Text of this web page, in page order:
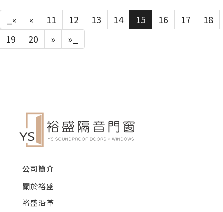
_« « 11 12 13 14 15 16 17
18
19
20 » »_
公司簡介
關於裕盛
裕盛沿革